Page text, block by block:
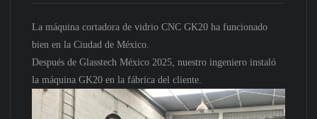
La máquina cortadora de vidrio CNC GK20 ha funcionado
bien en la Ciudad de México.
Después de Glasstech México 2025, nuestro ingeniero instaló
la máquina GK20 en la fábrica del cliente.